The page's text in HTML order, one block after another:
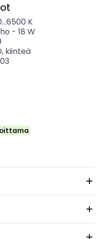
K
- 18 W
kiinteä